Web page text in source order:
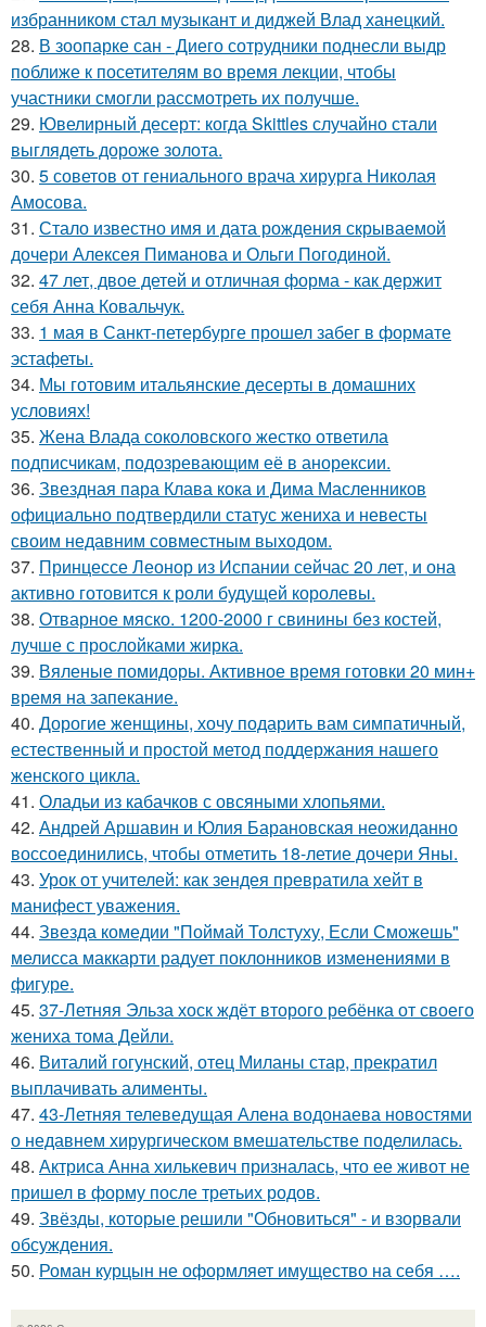
избранником стал музыкант и диджей Влад ханецкий.
28. В зоопарке сан - Диего сотрудники поднесли выдр
поближе к посетителям во время лекции, чтобы
участники смогли рассмотреть их получше.
29. Ювелирный десерт: когда Skittles случайно стали
выглядеть дороже золота.
30. 5 советов от гениального врача хирурга Николая
Амосова.
31. Стало известно имя и дата рождения скрываемой
дочери Алексея Пиманова и Ольги Погодиной.
32. 47 лет, двое детей и отличная форма - как держит
себя Анна Ковальчук.
33. 1 мая в Санкт-петербурге прошел забег в формате
эстафеты.
34. Мы готовим итальянские десерты в домашних
условиях!
35. Жена Влада соколовского жестко ответила
подписчикам, подозревающим её в анорексии.
36. Звездная пара Клава кока и Дима Масленников
официально подтвердили статус жениха и невесты
своим недавним совместным выходом.
37. Принцессе Леонор из Испании сейчас 20 лет, и она
активно готовится к роли будущей королевы.
38. Отварное мяско. 1200-2000 г свинины без костей,
лучше с прослойками жирка.
39. Вяленые помидоры. Активное время готовки 20 мин+
время на запекание.
40. Дорогие женщины, хочу подарить вам симпатичный,
естественный и простой метод поддержания нашего
женского цикла.
41. Оладьи из кабачков с овсяными хлопьями.
42. Андрей Аршавин и Юлия Барановская неожиданно
воссоединились, чтобы отметить 18-летие дочери Яны.
43. Урок от учителей: как зендея превратила хейт в
манифест уважения.
44. Звезда комедии "Поймай Толстуху, Если Сможешь"
мелисса маккарти радует поклонников изменениями в
фигуре.
45. 37-Летняя Эльза хоск ждёт второго ребёнка от своего
жениха тома Дейли.
46. Виталий гогунский, отец Миланы стар, прекратил
выплачивать алименты.
47. 43-Летняя телеведущая Алена водонаева новостями
о недавнем хирургическом вмешательстве поделилась.
48. Актриса Анна хилькевич призналась, что ее живот не
пришел в форму после третьих родов.
49. Звёзды, которые решили "Обновиться" - и взорвали
обсуждения.
50. Роман курцын не оформляет имущество на себя ….